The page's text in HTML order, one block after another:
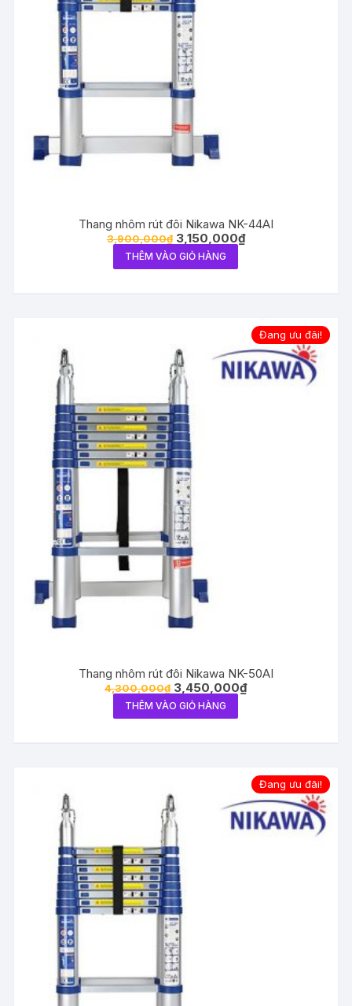
Thang nhôm rút đôi Nikawa NK-44AI
3,900,000₫ 3,150,000₫
THÊM VÀO GIỎ HÀNG
Đang ưu đãi!
Thang nhôm rút đôi Nikawa NK-50AI
4,300,000₫ 3,450,000₫
THÊM VÀO GIỎ HÀNG
Đang ưu đãi!